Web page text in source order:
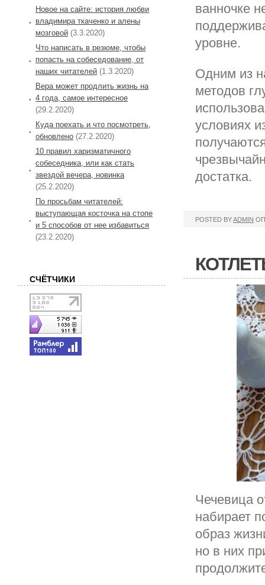
ванночке
уровне.
Одним из
методов
условиях
достатка.
POSTED BYADMIN
Чечевица
набирает
образ
но в них
Новое на сайте: история любви
владимира ткаченко и алены
мозговой (3.3.2020)
Что написать в резюме, чтобы
попасть на собеседование, от
наших читателей (1.3.2020)
Вера может продлить жизнь на
4 года, самое интересное
(29.2.2020)
Куда поехать и что посмотреть,
обновлено (27.2.2020)
10 правил харизматичного
собеседника, или как стать
звездой вечера, новинка
(25.2.2020)
По просьбам читателей:
выступающая косточка на стопе
и 5 способов от нее избавиться
(23.2.2020)
СЧЁТЧИКИ